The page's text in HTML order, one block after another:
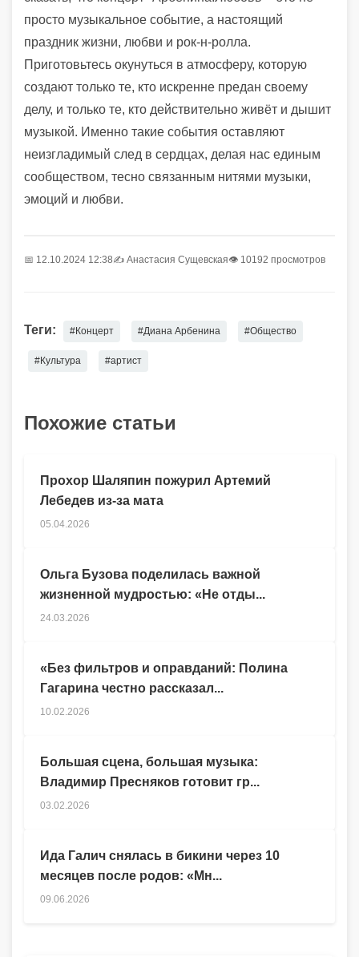
просто музыкальное событие, а настоящий
праздник жизни, любви и рок-н-ролла.
Приготовьтесь окунуться в атмосферу, которую
создают только те, кто искренне предан своему
делу, и только те, кто действительно живёт и дышит
музыкой. Именно такие события оставляют
неизгладимый след в сердцах, делая нас единым
сообществом, тесно связанным нитями музыки,
эмоций и любви.
📅 12.10.2024 12:38✍️ Анастасия Сущевская👁 10192 просмотров
Теги: #Концерт #Диана Арбенина #Общество
#Культура #артист
Похожие статьи
Ида Галич снялась в бикини через 10
месяцев после родов: «Мн...
09.06.2026
Прохор Шаляпин пожурил Артемий
Лебедев из-за мата
05.04.2026
Ольга Бузова поделилась важной
жизненной мудростью: «Не отды...
24.03.2026
«Без фильтров и оправданий: Полина
Гагарина честно рассказал...
10.02.2026
Большая сцена, большая музыка:
Владимир Пресняков готовит гр...
03.02.2026